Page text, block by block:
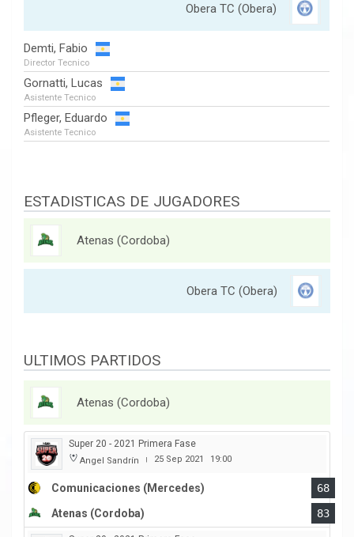
Obera TC (Obera)
Demti, Fabio
Director Tecnico
Gornatti, Lucas
Asistente Tecnico
Pfleger, Eduardo
Asistente Tecnico
ESTADISTICAS DE JUGADORES
Atenas (Cordoba)
Obera TC (Obera)
ULTIMOS PARTIDOS
Atenas (Cordoba)
Super 20 - 2021 Primera Fase
Angel Sandrín | 25 Sep 2021 19:00
Comunicaciones (Mercedes)
68
Atenas (Cordoba)
83